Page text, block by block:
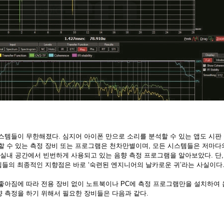
템들이 무한해졌다. 심지어 아이폰 만으로 소리를 분석할 수 있는 앱도 시
수 있는 측정 장비 또는 프로그램은 천차만별이며, 모든 시스템들은 저마
내 공간에서 빈번하게 사용되고 있는 음향 측정 프로그램을 알아보았다.
의 최종적인 지향점은 바로 ‘숙련된 엔지니어의 날카로운 귀’라는 사실이
아짐에 따라 전용 장비 없이 노트북이나 PC에 측정 프로그램만을 설치하여
측정을 하기 위해서 필요한 장비들은 다음과 같다.